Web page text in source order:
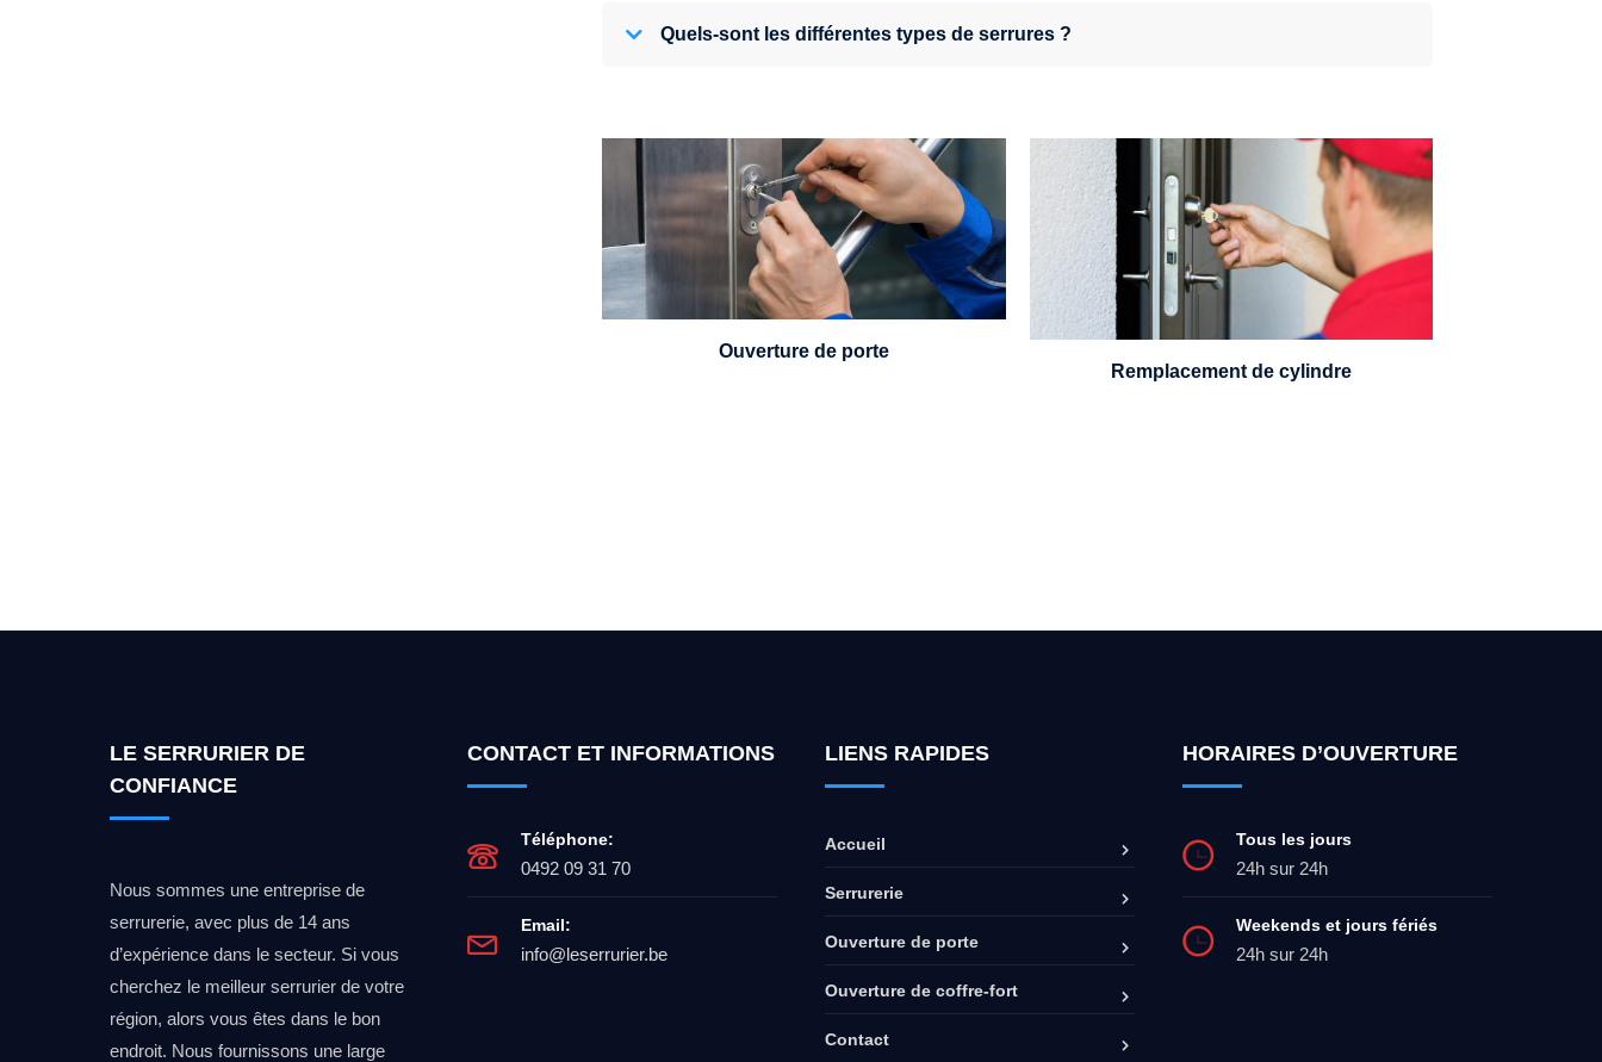
Quels-sont les différentes types de serrures ?
Vous avez perdu vos clés ou la porte s'est
refermée derrière vous ? Un serrurier est
disponible 24h/7.
Ouverture de porte
Un serrurier sera en mesure de choisir et
remplacer un cylindre standard, à 5
leviers ou à 3 leviers, Mul-T-Lock ou
encore multipoints.
Remplacement de cylindre
LE SERRURIER DE
CONFIANCE
Nous sommes une entreprise de
serrurerie, avec plus de 14 ans
d’expérience dans le secteur. Si vous
cherchez le meilleur serrurier de votre
région, alors vous êtes dans le bon
endroit. Nous fournissons une large
CONTACT ET INFORMATIONS
Téléphone:
0492 09 31 70
Email:
info@leserrurier.be
LIENS RAPIDES
Accueil
Serrurerie
Ouverture de porte
Ouverture de coffre-fort
Contact
HORAIRES D’OUVERTURE
Tous les jours
24h sur 24h
Weekends et jours fériés
24h sur 24h